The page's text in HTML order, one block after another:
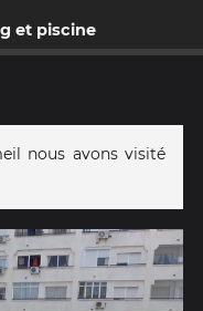
et piscine
nous avons visité